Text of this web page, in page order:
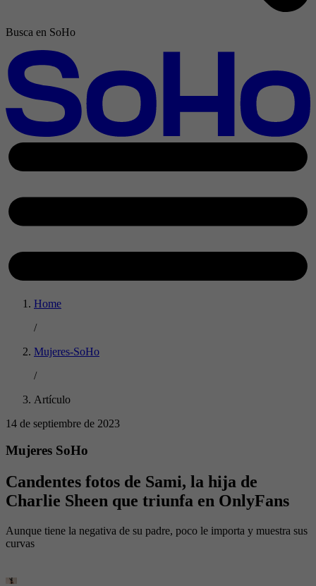
Busca en SoHo
Home
/
Mujeres-SoHo
/
Artículo
14 de septiembre de 2023
Mujeres SoHo
Candentes fotos de Sami, la hija de
Charlie Sheen que triunfa en OnlyFans
Aunque tiene la negativa de su padre, poco le importa y muestra sus
curvas